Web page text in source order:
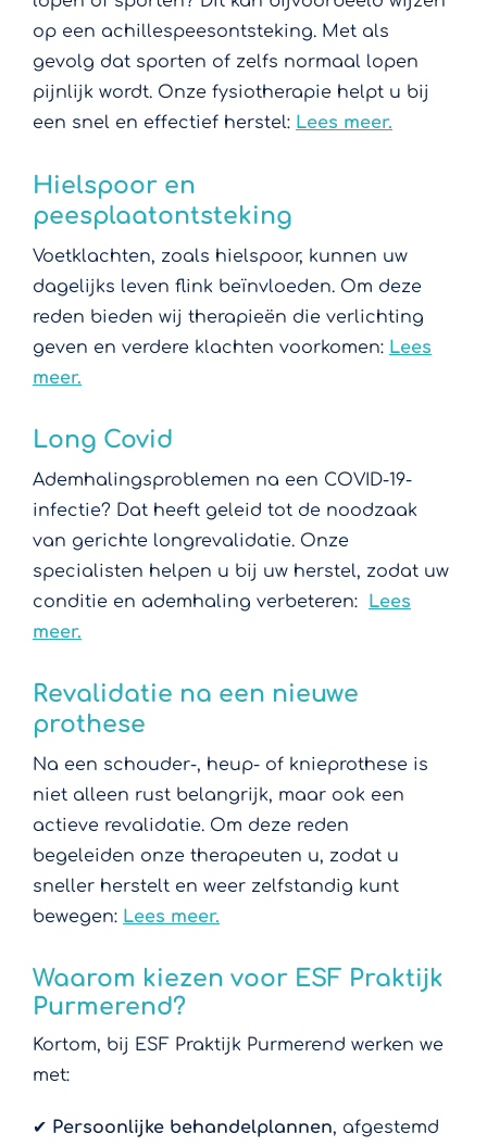
op een achillespeesontsteking. Met als
gevolg dat sporten of zelfs normaal lopen
pijnlijk wordt. Onze fysiotherapie helpt u bij
een snel en effectief herstel: Lees meer.
Hielspoor en
peesplaatontsteking
Voetklachten, zoals hielspoor, kunnen uw
dagelijks leven flink beïnvloeden. Om deze
reden bieden wij therapieën die verlichting
geven en verdere klachten voorkomen: Lees
meer.
Long Covid
Ademhalingsproblemen na een COVID-19-
infectie? Dat heeft geleid tot de noodzaak
van gerichte longrevalidatie. Onze
specialisten helpen u bij uw herstel, zodat uw
conditie en ademhaling verbeteren: Lees
meer.
Revalidatie na een nieuwe
prothese
Na een schouder-, heup- of knieprothese is
niet alleen rust belangrijk, maar ook een
actieve revalidatie. Om deze reden
begeleiden onze therapeuten u, zodat u
sneller herstelt en weer zelfstandig kunt
bewegen: Lees meer.
Waarom kiezen voor ESF Praktijk
Purmerend?
Kortom, bij ESF Praktijk Purmerend werken we
met:
✔ Persoonlijke behandelplannen, afgestemd